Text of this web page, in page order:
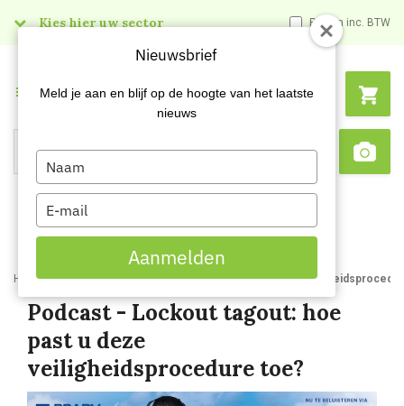
Kies hier uw sector Prijzen inc. BTW
Search
Menu
Home Blog Podcast Lockout tagout hoe past u deze
Podcast - Lockout tagout: hoe
past u deze
veiligheidsprocedure toe?
Nieuwsbrief
Meld je aan en blijf op de hoogte van het laatste
nieuws
Type
your
name
Type
your
email
Aanmelden